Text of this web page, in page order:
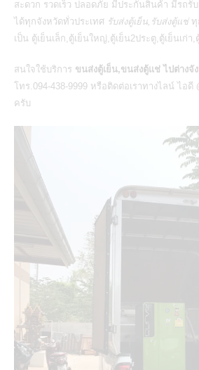
สะดวก รวดเร็ว ปลอดภัย มีประกันสินค้า มีรถรั
ได้ทุกจังหวัดทั่วประเทศ รับส่งตู้เย็น,รับส่งตู้แช่ทุ
เป็น ตู้เย็นเล็ก,ตู้เย็นใหญ่,ตู้เย็น2ประตู,ตู้เย็นเก่า
สนใจใช้บริการ ขนส่งตู้เย็น,ขนส่งตู้แช่ ไปต่างจั
โทร.094-438-9999 หรือติดต่อเราทางไลน์ ไอดี
ครับ